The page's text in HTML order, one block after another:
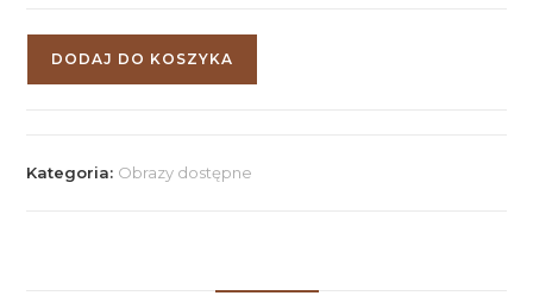
DODAJ DO KOSZYKA
Kategoria: Obrazy dostępne